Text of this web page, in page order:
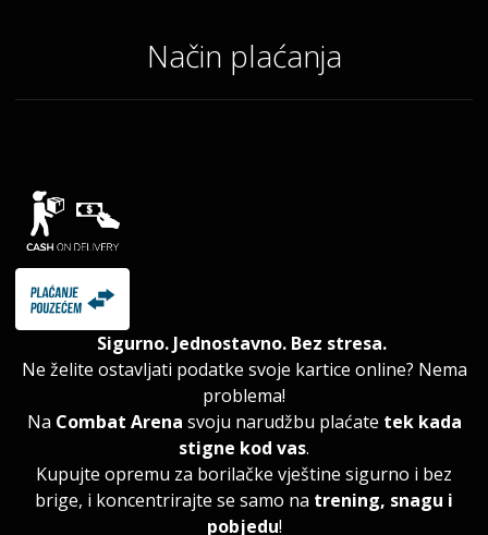
Način plaćanja
Sigurno. Jednostavno. Bez stresa.
Ne želite ostavljati podatke svoje kartice online? Nema
problema!
Na Combat Arena svoju narudžbu plaćate tek kada
stigne kod vas.
Kupujte opremu za borilačke vještine sigurno i bez
brige, i koncentrirajte se samo na trening, snagu i
pobjedu!